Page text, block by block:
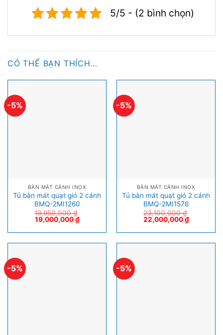
5/5 - (2 bình chọn)
CÓ THỂ BẠN THÍCH…
-5%
BÀN MÁT CÁNH INOX
Tủ bàn mát quạt gió 2 cánh
BMQ-2MI1260
19,950,000₫
19,000,000₫
-5%
BÀN MÁT CÁNH INOX
Tủ bàn mát quạt gió 2 cánh
BMQ-2MI1576
23,100,000₫
22,000,000₫
-5% -5%